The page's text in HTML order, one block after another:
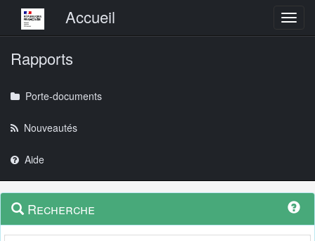
Menu principalAccueil
Rapports
Porte-documents
Nouveautés
Aide
Navigation
outils
Menu
contextuel
Recherche